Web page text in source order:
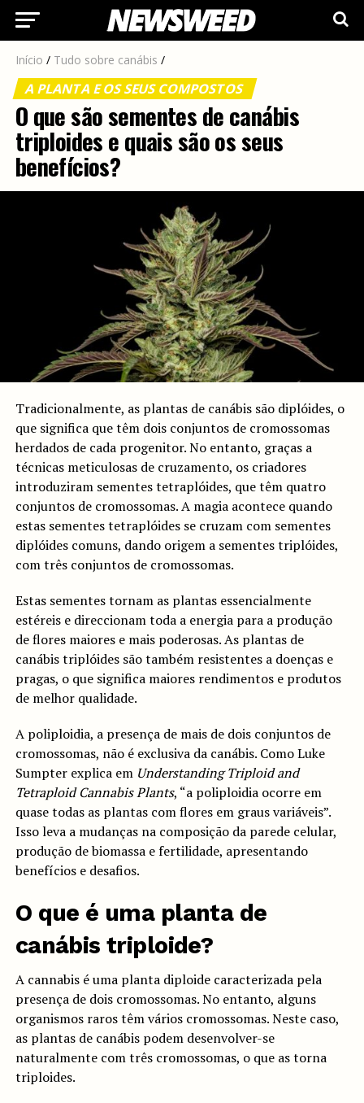
Início / Tudo sobre canábis /
A PLANTA E OS SEUS COMPOSTOS
O que são sementes de canábis
triploides e quais são os seus
benefícios?
Tradicionalmente, as plantas de canábis são diplóides, o
que significa que têm dois conjuntos de cromossomas
herdados de cada progenitor. No entanto, graças a
técnicas meticulosas de cruzamento, os criadores
introduziram sementes tetraplóides, que têm quatro
conjuntos de cromossomas. A magia acontece quando
estas sementes tetraplóides se cruzam com sementes
diplóides comuns, dando origem a sementes triplóides,
com três conjuntos de cromossomas.
Estas sementes tornam as plantas essencialmente
estéreis e direccionam toda a energia para a produção
de flores maiores e mais poderosas. As plantas de
canábis triplóides são também resistentes a doenças e
pragas, o que significa maiores rendimentos e produtos
de melhor qualidade.
A poliploidia, a presença de mais de dois conjuntos de
cromossomas, não é exclusiva da canábis. Como Luke
Sumpter explica em Understanding Triploid and
Tetraploid Cannabis Plants, “a poliploidia ocorre em
quase todas as plantas com flores em graus variáveis”.
Isso leva a mudanças na composição da parede celular,
produção de biomassa e fertilidade, apresentando
benefícios e desafios.
O que é uma planta de
canábis triploide?
A cannabis é uma planta diploide caracterizada pela
presença de dois cromossomas. No entanto, alguns
organismos raros têm vários cromossomas. Neste caso,
as plantas de canábis podem desenvolver-se
naturalmente com três cromossomas, o que as torna
triploides.